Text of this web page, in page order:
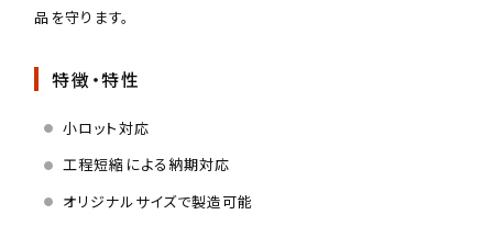
品を守ります。
特徴・特性
小ロット対応
工程短縮による納期対応
オリジナルサイズで製造可能